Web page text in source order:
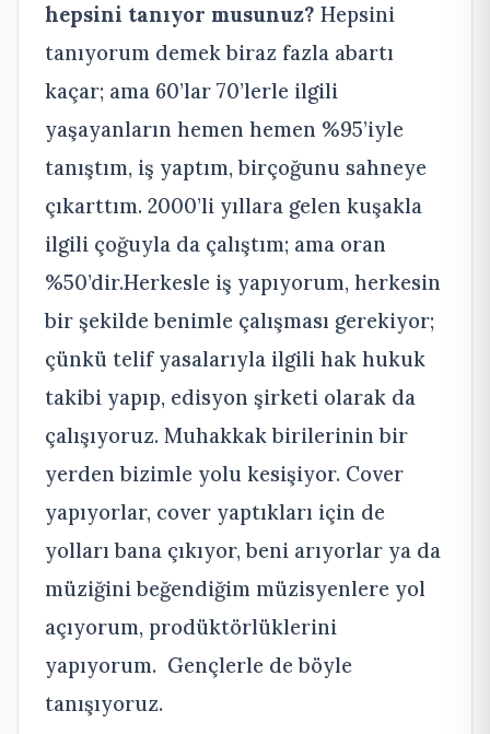
hepsini tanıyor musunuz? Hepsini
tanıyorum demek biraz fazla abartı
kaçar; ama 60’lar 70’lerle ilgili
yaşayanların hemen hemen %95’iyle
tanıştım, iş yaptım, birçoğunu sahneye
çıkarttım. 2000’li yıllara gelen kuşakla
ilgili çoğuyla da çalıştım; ama oran
%50’dir.Herkesle iş yapıyorum, herkesin
bir şekilde benimle çalışması gerekiyor;
çünkü telif yasalarıyla ilgili hak hukuk
takibi yapıp, edisyon şirketi olarak da
çalışıyoruz. Muhakkak birilerinin bir
yerden bizimle yolu kesişiyor. Cover
yapıyorlar, cover yaptıkları için de
yolları bana çıkıyor, beni arıyorlar ya da
müziğini beğendiğim müzisyenlere yol
açıyorum, prodüktörlüklerini
yapıyorum. Gençlerle de böyle
tanışıyoruz.